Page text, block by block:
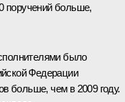
поручений больше,
было
Федерации
больше, чем в 2009 году.